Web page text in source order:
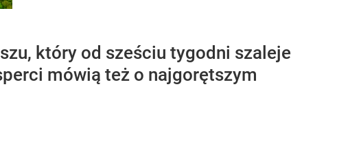
który od sześciu tygodni szaleje
mówią też o najgorętszym